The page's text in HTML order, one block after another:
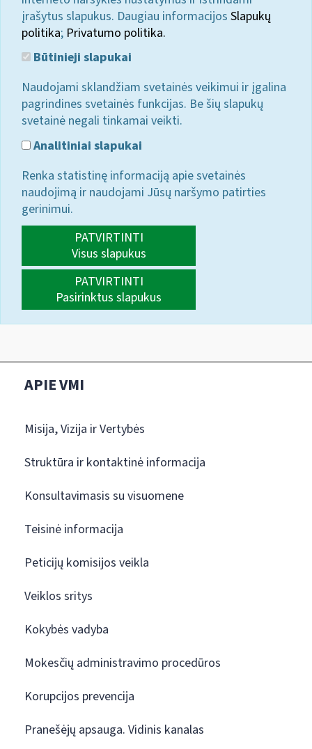
įrašytus slapukus. Daugiau informacijos Slapukų
politika; Privatumo politika.
Būtinieji slapukai
Naudojami sklandžiam svetainės veikimui ir įgalina
pagrindines svetainės funkcijas. Be šių slapukų
svetainė negali tinkamai veikti.
Analitiniai slapukai
Renka statistinę informaciją apie svetainės
naudojimą ir naudojami Jūsų naršymo patirties
gerinimui.
PATVIRTINTI
Visus slapukus
PATVIRTINTI
Pasirinktus slapukus
APIE VMI
Misija, Vizija ir Vertybės
Struktūra ir kontaktinė informacija
Konsultavimasis su visuomene
Teisinė informacija
Peticijų komisijos veikla
Veiklos sritys
Kokybės vadyba
Mokesčių administravimo procedūros
Korupcijos prevencija
Pranešėjų apsauga. Vidinis kanalas